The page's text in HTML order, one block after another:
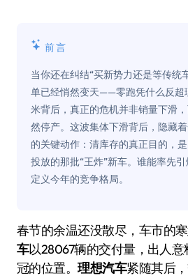
前言
当你还在纠结“买新势力还是等传统
单已经悄然变天——零跑凭什么反超
米背后，真正的危机并非销量下滑
然停产。这波集体下滑背后，隐藏
的关键动作：清库存的真正目的，
投放的那批“王炸”新车。谁能率先
定义今年的竞争格局。
春节的余温还没散尽，车市的
车以28067辆的交付量，出人
冠的位置。理想汽车紧随其后